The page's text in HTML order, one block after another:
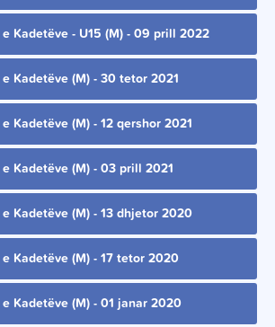
Kadetëve - U15 (M) - 09 prill 2022
Kadetëve (M) - 30 tetor 2021
Kadetëve (M) - 12 qershor 2021
Kadetëve (M) - 03 prill 2021
Kadetëve (M) - 13 dhjetor 2020
Kadetëve (M) - 17 tetor 2020
Kadetëve (M) - 01 janar 2020